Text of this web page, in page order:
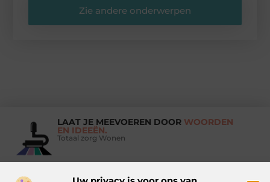
Zie andere onderwerpen
LAAT JE MEEVOEREN DOOR WOORDEN
EN IDEEËN.
Totaal zorg Wonen